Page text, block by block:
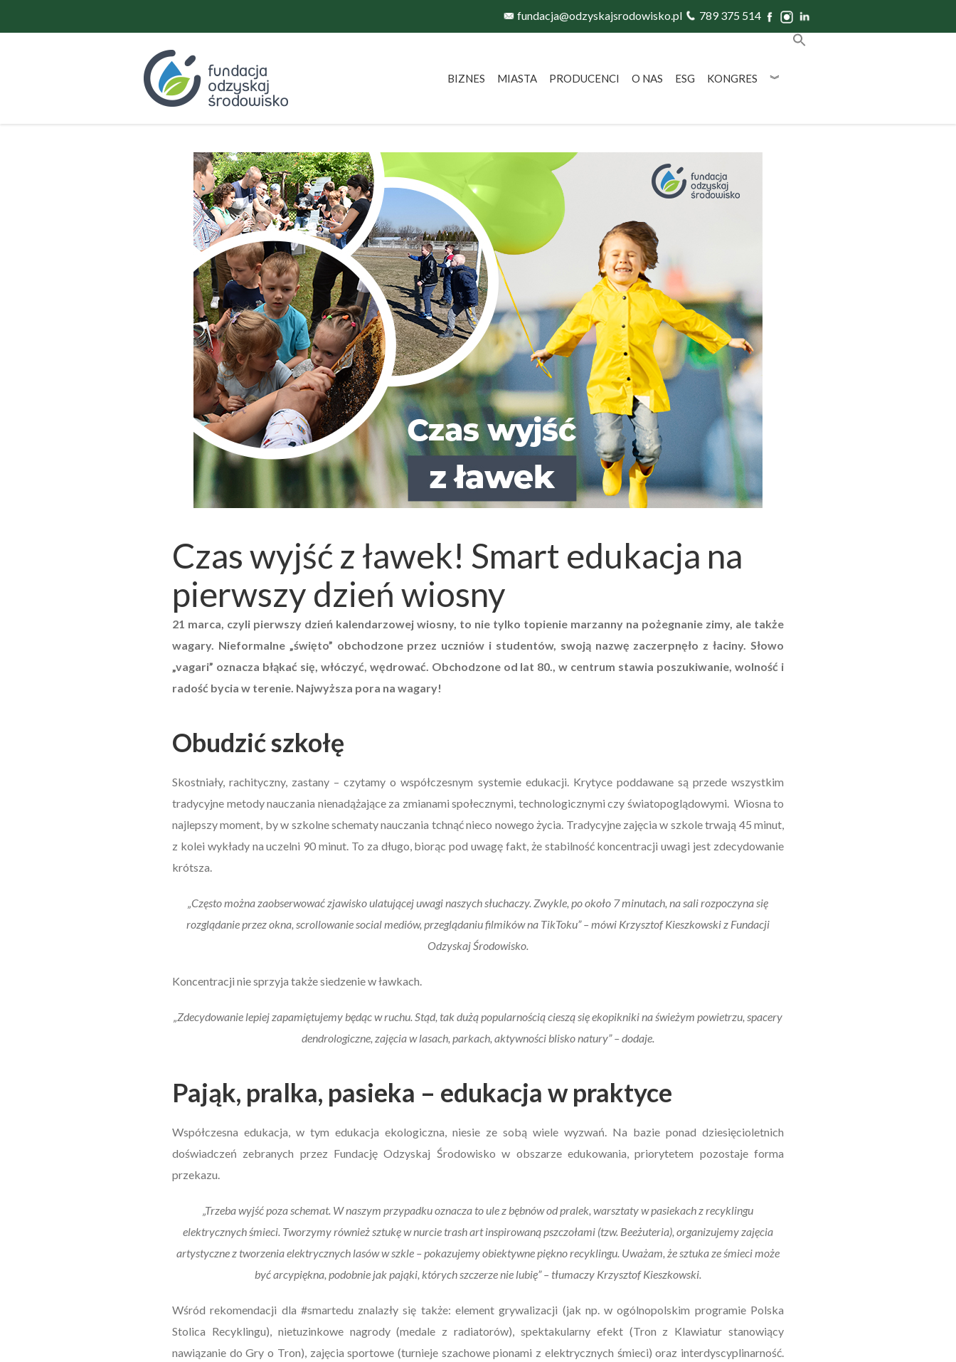
fundacja@odzyskajsrodowisko.pl 789 375 514
BIZNES MIASTA PRODUCENCI O NAS ESG KONGRES ︾
Czas wyjść z ławek! Smart edukacja na
pierwszy dzień wiosny
21 marca, czyli pierwszy dzień kalendarzowej wiosny, to nie tylko topienie marzanny na pożegnanie zimy, ale także
wagary. Nieformalne „święto” obchodzone przez uczniów i studentów, swoją nazwę zaczerpnęło z łaciny. Słowo
„vagari” oznacza błąkać się, włóczyć, wędrować. Obchodzone od lat 80., w centrum stawia poszukiwanie, wolność i
radość bycia w terenie. Najwyższa pora na wagary!
Obudzić szkołę
Skostniały, rachityczny, zastany – czytamy o współczesnym systemie edukacji. Krytyce poddawane są przede wszystkim
tradycyjne metody nauczania nienadążające za zmianami społecznymi, technologicznymi czy światopoglądowymi. Wiosna to
najlepszy moment, by w szkolne schematy nauczania tchnąć nieco nowego życia. Tradycyjne zajęcia w szkole trwają 45 minut,
z kolei wykłady na uczelni 90 minut. To za długo, biorąc pod uwagę fakt, że stabilność koncentracji uwagi jest zdecydowanie
krótsza.
„Często można zaobserwować zjawisko ulatującej uwagi naszych słuchaczy. Zwykle, po około 7 minutach, na sali rozpoczyna się
rozglądanie przez okna, scrollowanie social mediów, przeglądaniu filmików na TikToku” – mówi Krzysztof Kieszkowski z Fundacji
Odzyskaj Środowisko.
Koncentracji nie sprzyja także siedzenie w ławkach.
„Zdecydowanie lepiej zapamiętujemy będąc w ruchu. Stąd, tak dużą popularnością cieszą się ekopikniki na świeżym powietrzu, spacery
dendrologiczne, zajęcia w lasach, parkach, aktywności blisko natury” – dodaje.
Pająk, pralka, pasieka – edukacja w praktyce
Współczesna edukacja, w tym edukacja ekologiczna, niesie ze sobą wiele wyzwań. Na bazie ponad dziesięcioletnich
doświadczeń zebranych przez Fundację Odzyskaj Środowisko w obszarze edukowania, priorytetem pozostaje forma
przekazu.
„Trzeba wyjść poza schemat. W naszym przypadku oznacza to ule z bębnów od pralek, warsztaty w pasiekach z recyklingu
elektrycznych śmieci. Tworzymy również sztukę w nurcie trash art inspirowaną pszczołami (tzw. Beeżuteria), organizujemy zajęcia
artystyczne z tworzenia elektrycznych lasów w szkle – pokazujemy obiektywne piękno recyklingu. Uważam, że sztuka ze śmieci może
być arcypiękna, podobnie jak pająki, których szczerze nie lubię” – tłumaczy Krzysztof Kieszkowski.
Wśród rekomendacji dla #smartedu znalazły się także: element grywalizacji (jak np. w ogólnopolskim programie Polska
Stolica Recyklingu), nietuzinkowe nagrody (medale z radiatorów), spektakularny efekt (Tron z Klawiatur stanowiący
nawiązanie do Gry o Tron), zajęcia sportowe (turnieje szachowe pionami z elektrycznych śmieci) oraz interdyscyplinarność.